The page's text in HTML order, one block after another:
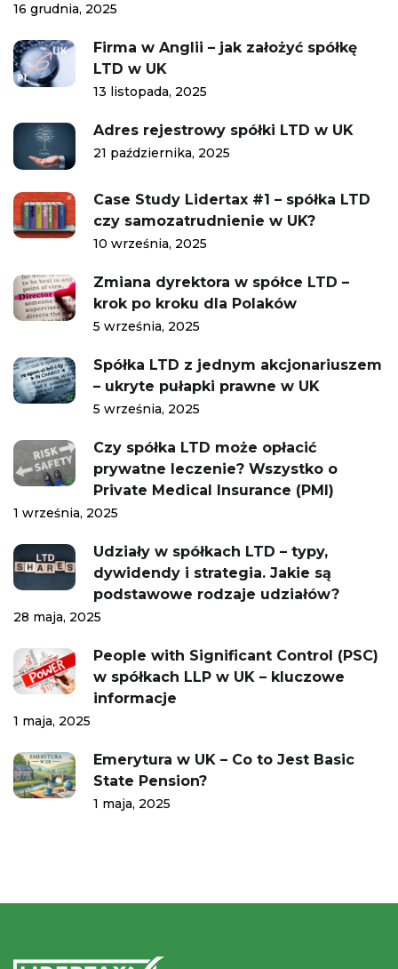
16 grudnia, 2025
Firma w Anglii – jak założyć spółkę
LTD w UK
13 listopada, 2025
Adres rejestrowy spółki LTD w UK
21 października, 2025
Case Study Lidertax #1 – spółka LTD
czy samozatrudnienie w UK?
10 września, 2025
Zmiana dyrektora w spółce LTD –
krok po kroku dla Polaków
5 września, 2025
Spółka LTD z jednym akcjonariuszem
– ukryte pułapki prawne w UK
5 września, 2025
Czy spółka LTD może opłacić
prywatne leczenie? Wszystko o
Private Medical Insurance (PMI)
1 września, 2025
Udziały w spółkach LTD – typy,
dywidendy i strategia. Jakie są
podstawowe rodzaje udziałów?
28 maja, 2025
People with Significant Control (PSC)
w spółkach LLP w UK – kluczowe
informacje
1 maja, 2025
Emerytura w UK – Co to Jest Basic
State Pension?
1 maja, 2025